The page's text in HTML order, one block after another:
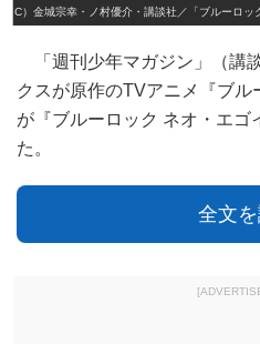
（C）金城宗幸・ノ村優介・講談社／「ブルーロッ
「週刊少年マガジン」（講
クスが原作のTVアニメ『ブ
が『ブルーロック ネオ・エゴ
た。
全文